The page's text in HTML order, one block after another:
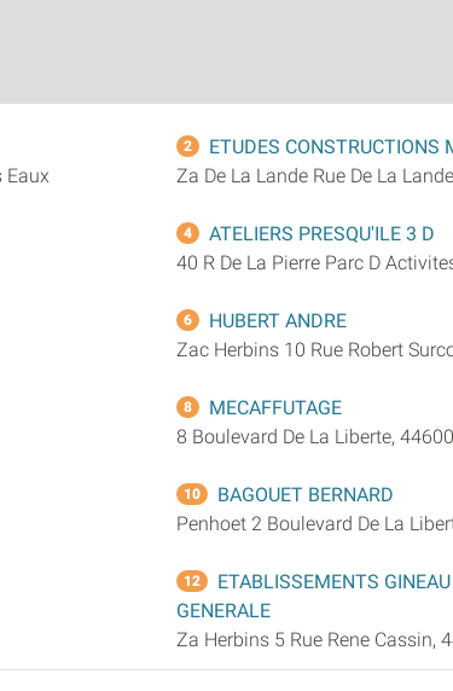
Eaux
2
ETUDES CONSTRUCTIONS
Za De La Lande Rue De La
4
ATELIERS PRESQU'ILE 3 D
40 R De La Pierre Parc D
6
HUBERT ANDRE
Zac Herbins 10 Rue Robert
8
MECAFFUTAGE
8 Boulevard De La Liberte,
10
BAGOUET BERNARD
Penhoet 2 Boulevard De La
12
ETABLISSEMENTS
GENERALE
Za Herbins 5 Rue Rene Cassin,